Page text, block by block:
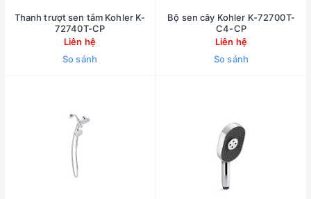
Thanh trượt sen tắm Kohler K-
72740T-CP
Liên hệ
So sánh
Bộ sen cây Kohler K-72700T-
C4-CP
Liên hệ
So sánh